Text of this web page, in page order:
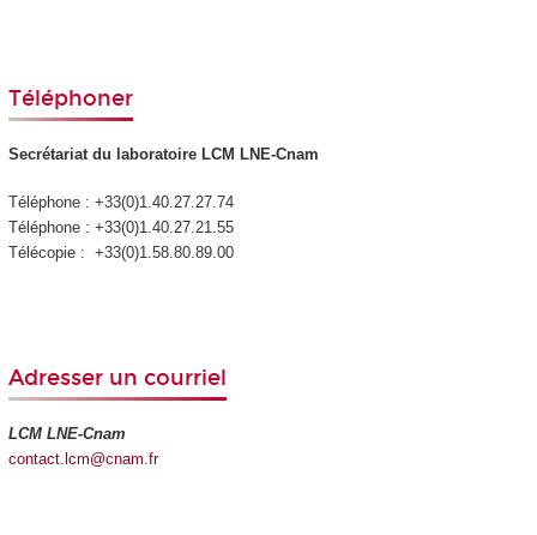
Téléphoner
Secrétariat du laboratoire LCM LNE-Cnam
Téléphone : +33(0)1.40.27.27.74
Téléphone : +33(0)1.40.27.21.55
Télécopie : +33(0)1.58.80.89.00
Adresser un courriel
LCM LNE-Cnam
contact.lcm@cnam.fr